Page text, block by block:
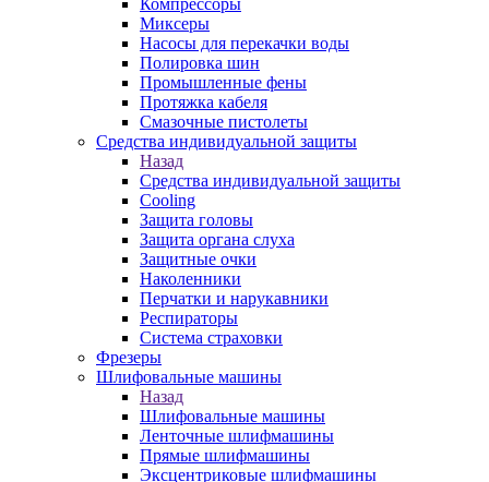
Компрессоры
Миксеры
Насосы для перекачки воды
Полировка шин
Промышленные фены
Протяжка кабеля
Смазочные пистолеты
Средства индивидуальной защиты
Назад
Средства индивидуальной защиты
Cooling
Защита головы
Защита органа слуха
Защитные очки
Наколенники
Перчатки и нарукавники
Респираторы
Система страховки
Фрезеры
Шлифовальные машины
Назад
Шлифовальные машины
Ленточные шлифмашины
Прямые шлифмашины
Эксцентриковые шлифмашины